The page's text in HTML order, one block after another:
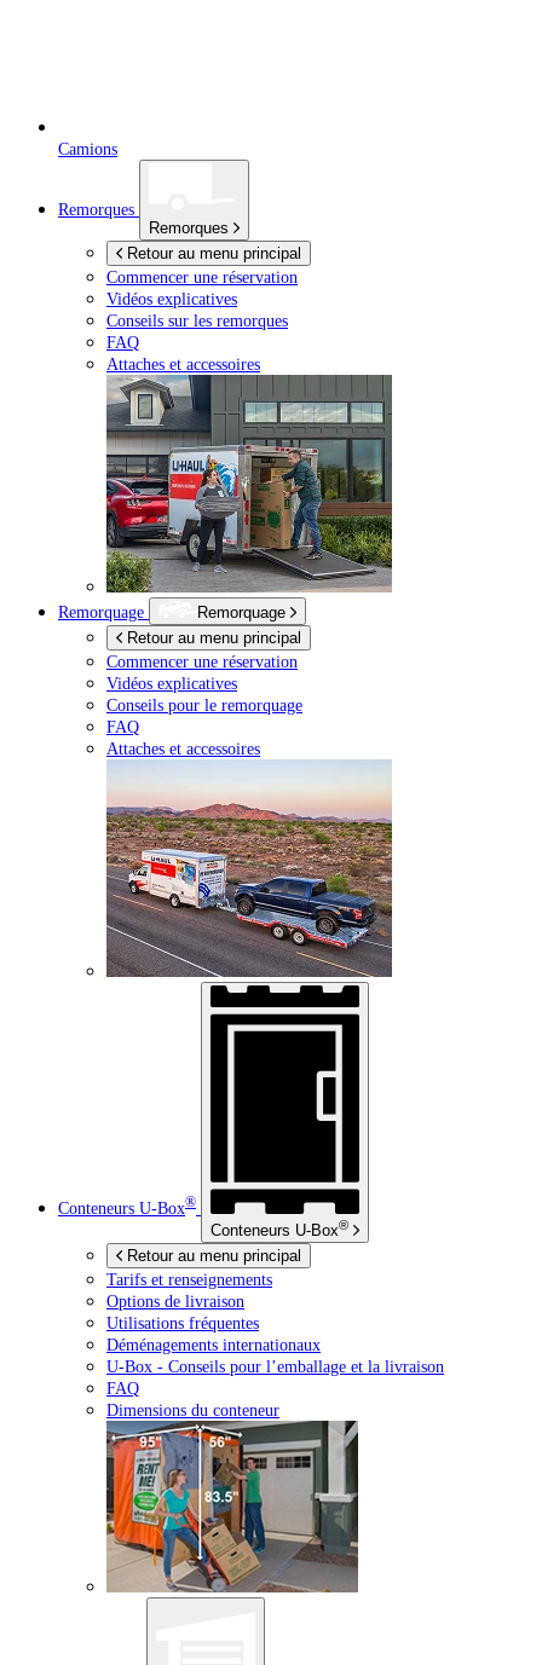
Camions
Remorques
Remorques
Retour au menu principal
Commencer une réservation
Vidéos explicatives
Conseils sur les remorques
FAQ
Attaches et accessoires
Remorquage
Remorquage
Retour au menu principal
Commencer une réservation
Vidéos explicatives
Conseils pour le remorquage
FAQ
Attaches et accessoires
Conteneurs U-Box®
Conteneurs U-Box®
Retour au menu principal
Tarifs et renseignements
Options de livraison
Utilisations fréquentes
Déménagements internationaux
U-Box - Conseils pour l’emballage et la livraison
FAQ
Dimensions du conteneur